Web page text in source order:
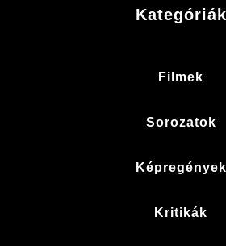
Kategóriák
Filmek
Sorozatok
Képregények
Kritikák